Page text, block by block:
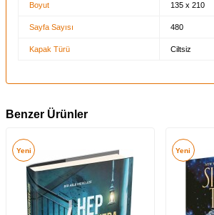
Boyut 135 x 210
Sayfa Sayısı 480
Kapak Türü Ciltsiz
Benzer Ürünler
Yeni Yeni